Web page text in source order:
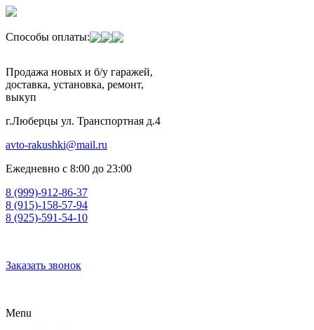
Способы оплаты:
Продажа новых и б/у гаражей,
доставка, установка, ремонт,
выкуп
г.Люберцы ул. Транспортная д.4
avto-rakushki@mail.ru
Ежедневно с 8:00 до 23:00
8 (999)-912-86-37
8 (915)-158-57-94
8 (925)-591-54-10
Заказать звонок
Menu